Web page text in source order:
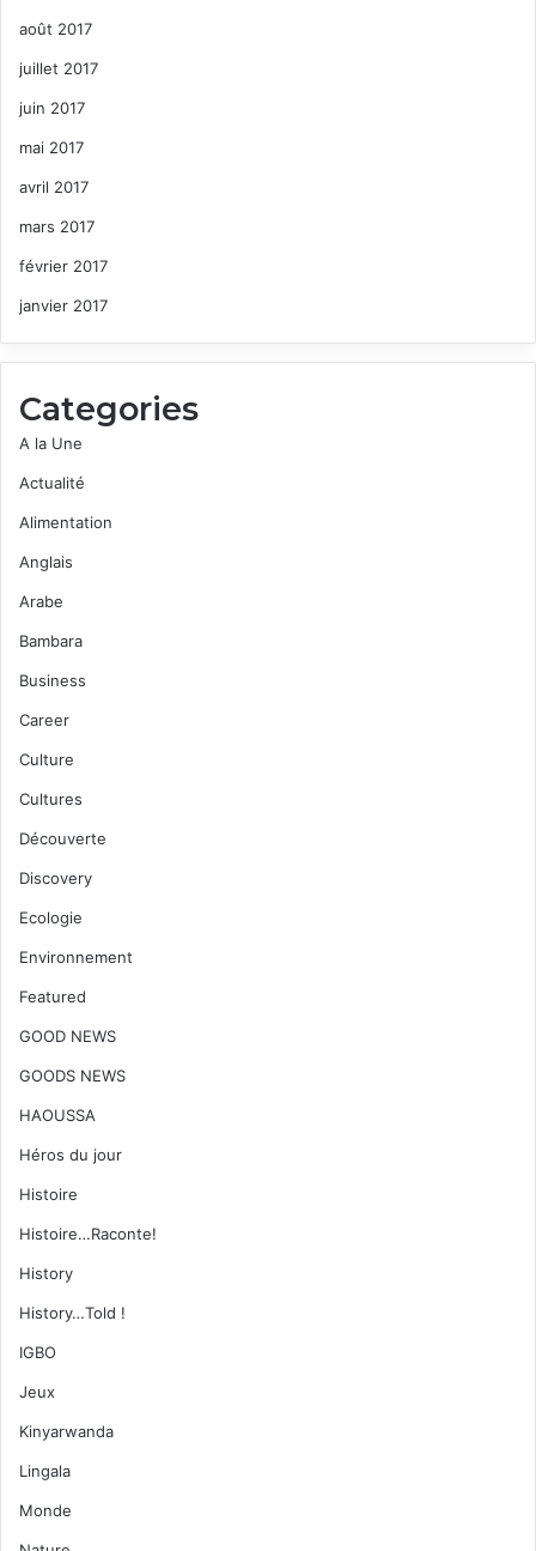
août 2017
juillet 2017
juin 2017
mai 2017
avril 2017
mars 2017
février 2017
janvier 2017
Categories
A la Une
Actualité
Alimentation
Anglais
Arabe
Bambara
Business
Career
Culture
Cultures
Découverte
Discovery
Ecologie
Environnement
Featured
GOOD NEWS
GOODS NEWS
HAOUSSA
Héros du jour
Histoire
Histoire…Raconte!
History
History…Told !
IGBO
Jeux
Kinyarwanda
Lingala
Monde